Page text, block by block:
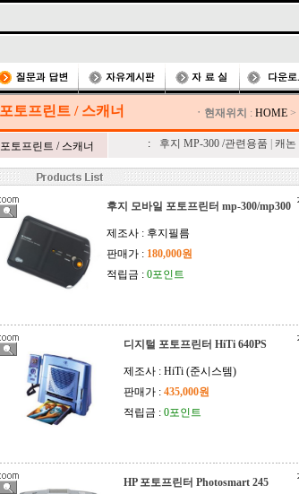
포토프린트 / 스캐너 ㆍ현재위치 : HOME >
포토프린트 / 스캐너 : 후지 MP-300 /관련용품 캐논
후지 모바일 포토프린터 mp-300/mp300
제조사 : 후지필름
판매가 : 180,000원
적립금 : 0포인트
디지털 포토프린터 HiTi 640PS
제조사 : HiTi (준시스템)
판매가 : 435,000원
적립금 : 0포인트
HP 포토프린터 Photosmart 245